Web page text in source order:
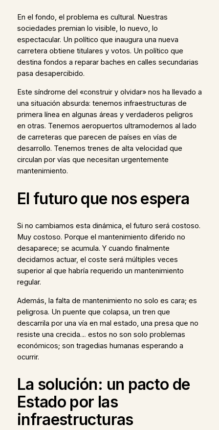
En el fondo, el problema es cultural. Nuestras
sociedades premian lo visible, lo nuevo, lo
espectacular. Un político que inaugura una nueva
carretera obtiene titulares y votos. Un político que
destina fondos a reparar baches en calles secundarias
pasa desapercibido.
Este síndrome del «construir y olvidar» nos ha llevado a
una situación absurda: tenemos infraestructuras de
primera línea en algunas áreas y verdaderos peligros
en otras. Tenemos aeropuertos ultramodernos al lado
de carreteras que parecen de países en vías de
desarrollo. Tenemos trenes de alta velocidad que
circulan por vías que necesitan urgentemente
mantenimiento.
El futuro que nos espera
Si no cambiamos esta dinámica, el futuro será costoso.
Muy costoso. Porque el mantenimiento diferido no
desaparece; se acumula. Y cuando finalmente
decidamos actuar, el coste será múltiples veces
superior al que habría requerido un mantenimiento
regular.
Además, la falta de mantenimiento no solo es cara; es
peligrosa. Un puente que colapsa, un tren que
descarrila por una vía en mal estado, una presa que no
resiste una crecida… estos no son solo problemas
económicos; son tragedias humanas esperando a
ocurrir.
La solución: un pacto de
Estado por las
infraestructuras